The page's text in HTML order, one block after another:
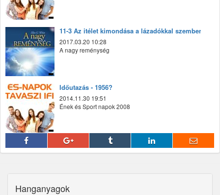
11-3 Az itélet kimondása a lázadókkal szemben
2017.03.20 10:28
A nagy reménység
Időutazás - 1956?
2014.11.30 19:51
Ének és Sport napok 2008
Hanganyagok